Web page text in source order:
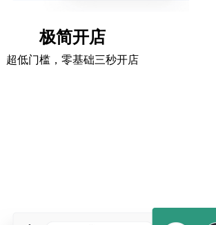
极简开店
超低门槛，零基础三秒开店